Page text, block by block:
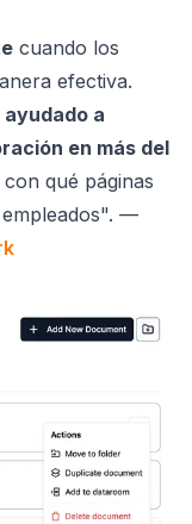
cuando los
efectiva.
a
en más del
qué páginas
—